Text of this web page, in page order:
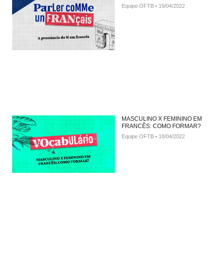
Equipe OFTB 19/04/2022
MASCULINO X FEMININO EM
FRANCÊS: COMO FORMAR?
Equipe OFTB 18/04/2022